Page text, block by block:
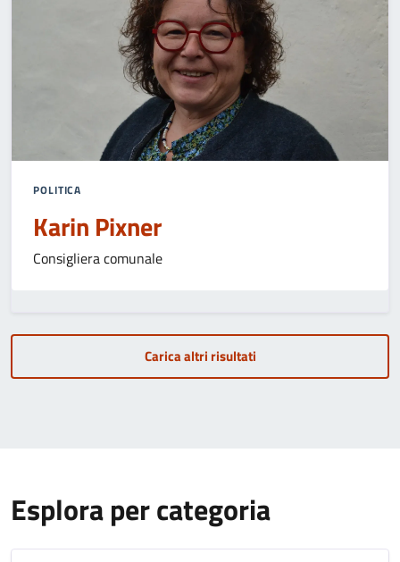
POLITICA
Karin Pixner
Consigliera comunale
Carica altri risultati
Esplora per categoria